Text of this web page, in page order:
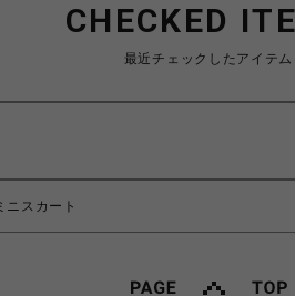
CHECKED
最近チェックしたアイテム
ニスカート